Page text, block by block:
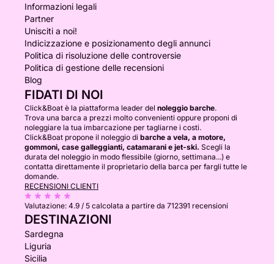
Informazioni legali
Partner
Unisciti a noi!
Indicizzazione e posizionamento degli annunci
Politica di risoluzione delle controversie
Politica di gestione delle recensioni
Blog
FIDATI DI NOI
Click&Boat è la piattaforma leader del noleggio barche.
Trova una barca a prezzi molto convenienti oppure proponi di
noleggiare la tua imbarcazione per tagliarne i costi.
Click&Boat propone il noleggio di barche a vela, a motore,
gommoni, case galleggianti, catamarani e jet-ski. Scegli la
durata del noleggio in modo flessibile (giorno, settimana...) e
contatta direttamente il proprietario della barca per fargli tutte le
domande.
RECENSIONI CLIENTI
Valutazione: 4.9 / 5 calcolata a partire da 712391 recensioni
DESTINAZIONI
Sardegna
Liguria
Sicilia